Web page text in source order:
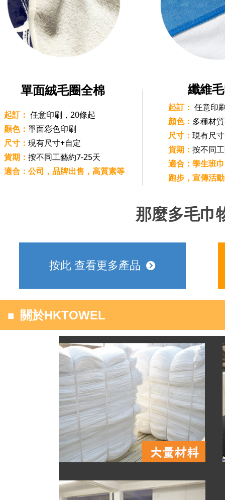
單面絨毛圈全棉 纖維
起訂： 任意印
顏色： 多種材
尺寸： 現有尺
貨期： 按不同
適合：學生班
跑步，宣傳活
起訂： 任意印刷，20條起
顏色： 單面彩色印刷
尺寸： 現有尺寸+自定
貨期： 按不同工藝約7-25天
適合：公司，品牌出售，高質素等
■ 關於HKTOWEL
按此 查看更多產品 뀹
那麼多毛巾